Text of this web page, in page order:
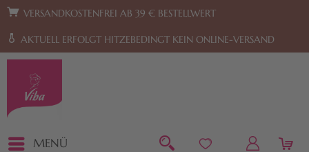
Zur Hauptnavigation springen Zum Footer springen
VERSANDKOSTENFREI AB 39 € BESTELLWERT
AKTUELL ERFOLGT HITZEBEDINGT KEIN ONLINE-VERSAND
MENÜ